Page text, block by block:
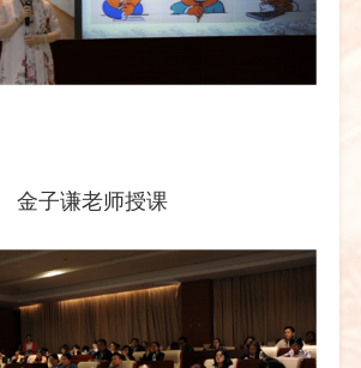
金子谦老师授课